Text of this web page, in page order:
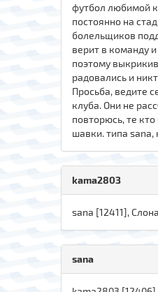
футбол любимой
постоянно на
болельщиков
верит в команду
поэтому
радовались и
Просьба, ведите
клуба. Они не
повторюсь, те
шавки. типа sana,
kаma280З
sana [12411],
sana